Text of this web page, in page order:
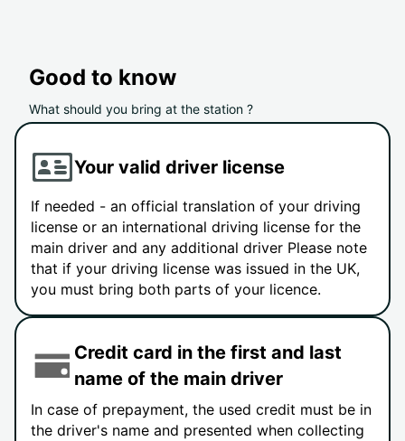
Good to know
What should you bring at the station ?
Your valid driver license
If needed - an official translation of your driving
license or an international driving license for the
main driver and any additional driver Please note
that if your driving license was issued in the UK,
you must bring both parts of your licence.
Credit card in the first and last
name of the main driver
In case of prepayment, the used credit must be in
the driver's name and presented when collecting